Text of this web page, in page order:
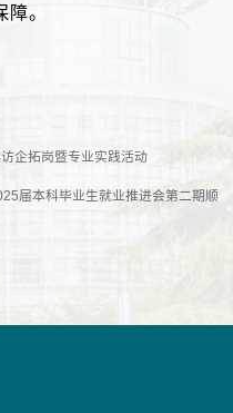
。
企拓岗暨专业实践活动
届本科毕业生就业推进会第二期顺